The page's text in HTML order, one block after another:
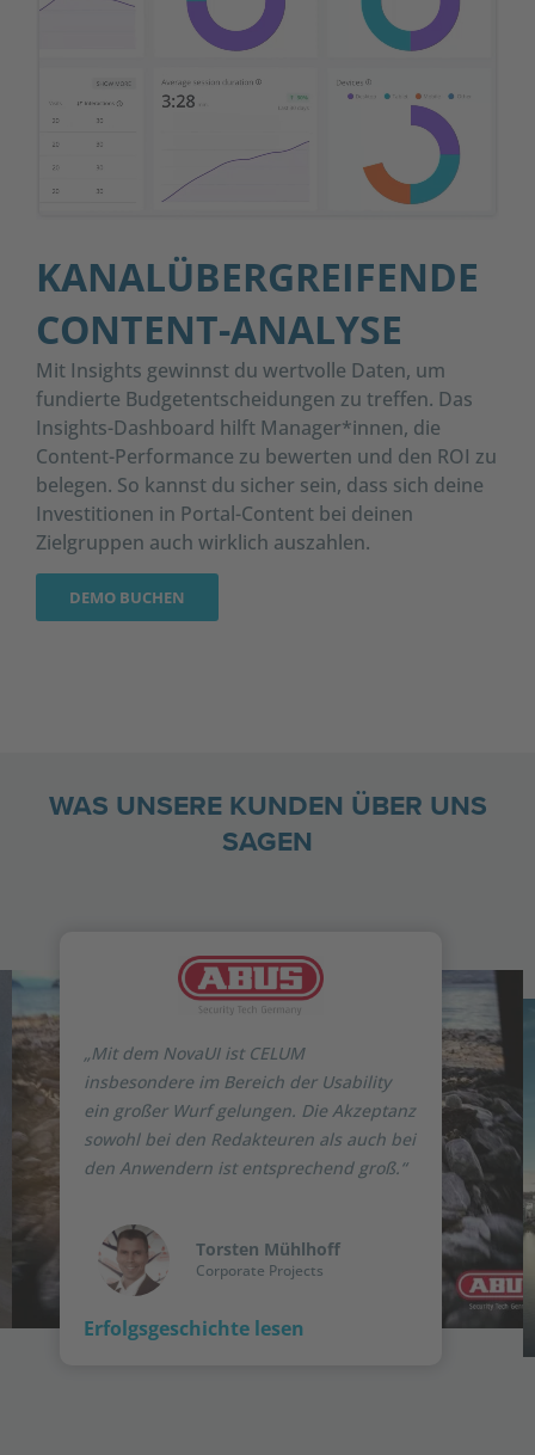
KANALÜBERGREIFENDE
CONTENT-ANALYSE
Mit Insights gewinnst du wertvolle Daten, um
fundierte Budgetentscheidungen zu treffen. Das
Insights-Dashboard hilft Manager*innen, die
Content-Performance zu bewerten und den ROI zu
belegen. So kannst du sicher sein, dass sich deine
Investitionen in Portal-Content bei deinen
Zielgruppen auch wirklich auszahlen.
DEMO BUCHEN
WAS UNSERE KUNDEN ÜBER UNS
SAGEN
„Mit dem NovaUI ist CELUM
insbesondere im Bereich der Usability
ein großer Wurf gelungen. Die Akzeptanz
sowohl bei den Redakteuren als auch bei
den Anwendern ist entsprechend groß.“
Torsten Mühlhoff
Corporate Projects
Erfolgsgeschichte lesen